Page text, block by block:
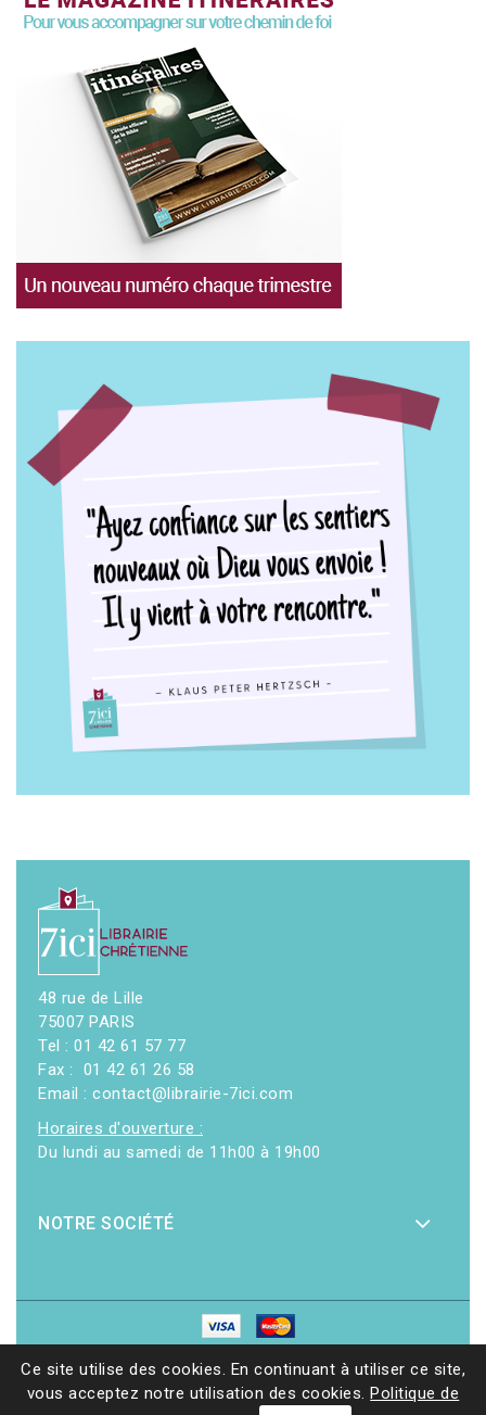
48 rue de Lille
75007 PARIS
Tel : 01 42 61 57 77
Fax : 01 42 61 26 58
Email : contact@librairie-7ici.com
Horaires d'ouverture :
Du lundi au samedi de 11h00 à 19h00
NOTRE SOCIÉTÉ
Ce site utilise des cookies. En continuant à utiliser ce site,
vous acceptez notre utilisation des cookies. Politique de
© 2026 - Librairie 7ici| Site web réalisé par Ethicweb